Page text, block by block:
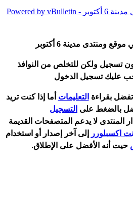
موقع ومنتدى مدينة 6 أكتوبر
تسجيل ولكن للتخلص من النوافذ
عليك تسجيل الدخول
تفضل بقراءة التعليمات ما إذا كنت تريد
بالضغط على التسجيل
المنتدى لا يدعم المتصفحات القديمة
اكسبلورر إلى آخر إصدار أو استخدام
حيت نه الأفضل على الإطلاق.